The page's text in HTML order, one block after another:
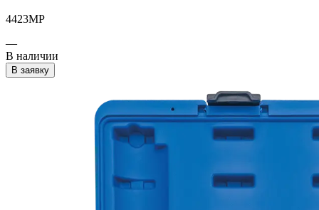
4423MP
—
В наличии
В заявку